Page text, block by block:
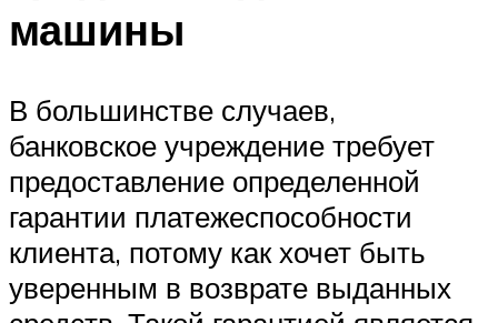
машины
В большинстве случаев,
банковское учреждение требует
предоставление определенной
гарантии платежеспособности
клиента, потому как хочет быть
уверенным в возврате выданных